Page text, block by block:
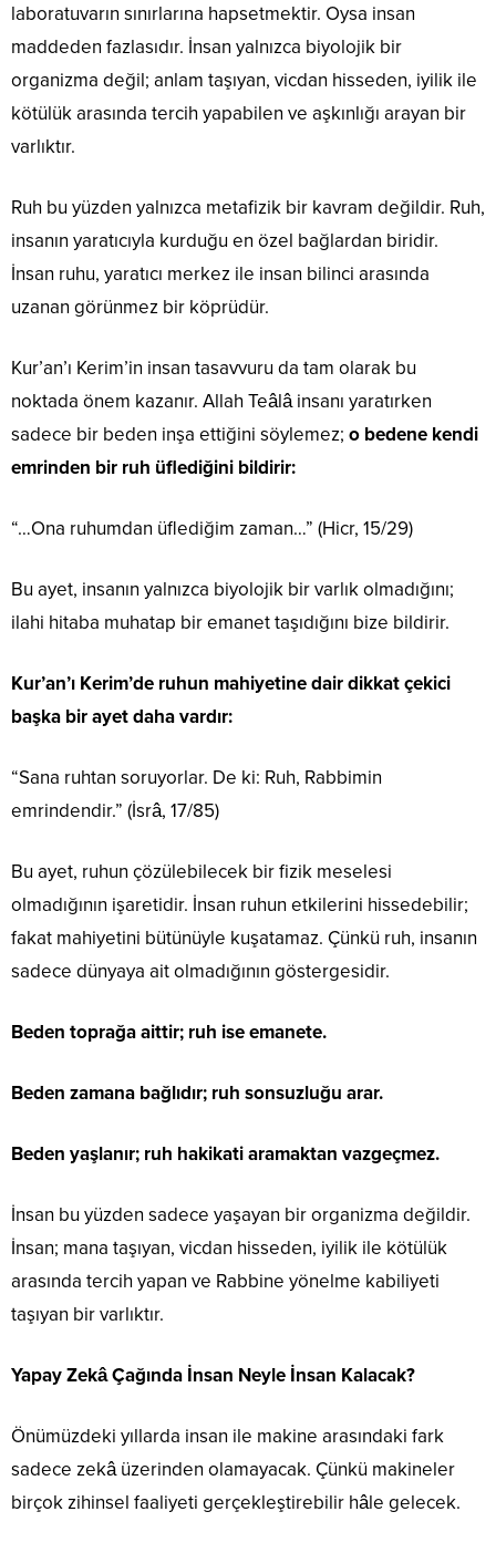
laboratuvarın sınırlarına hapsetmektir. Oysa insan
maddeden fazlasıdır. İnsan yalnızca biyolojik bir
organizma değil; anlam taşıyan, vicdan hisseden, iyilik ile
kötülük arasında tercih yapabilen ve aşkınlığı arayan bir
varlıktır.
Ruh bu yüzden yalnızca metafizik bir kavram değildir. Ruh,
insanın yaratıcıyla kurduğu en özel bağlardan biridir.
İnsan ruhu, yaratıcı merkez ile insan bilinci arasında
uzanan görünmez bir köprüdür.
Kur’an’ı Kerim’in insan tasavvuru da tam olarak bu
noktada önem kazanır. Allah Teâlâ insanı yaratırken
sadece bir beden inşa ettiğini söylemez; o bedene kendi
emrinden bir ruh üflediğini bildirir:
“…Ona ruhumdan üflediğim zaman…” (Hicr, 15/29)
Bu ayet, insanın yalnızca biyolojik bir varlık olmadığını;
ilahi hitaba muhatap bir emanet taşıdığını bize bildirir.
Kur’an’ı Kerim’de ruhun mahiyetine dair dikkat çekici
başka bir ayet daha vardır:
“Sana ruhtan soruyorlar. De ki: Ruh, Rabbimin
emrindendir.” (İsrâ, 17/85)
Bu ayet, ruhun çözülebilecek bir fizik meselesi
olmadığının işaretidir. İnsan ruhun etkilerini hissedebilir;
fakat mahiyetini bütünüyle kuşatamaz. Çünkü ruh, insanın
sadece dünyaya ait olmadığının göstergesidir.
Beden toprağa aittir; ruh ise emanete.
Beden zamana bağlıdır; ruh sonsuzluğu arar.
Beden yaşlanır; ruh hakikati aramaktan vazgeçmez.
İnsan bu yüzden sadece yaşayan bir organizma değildir.
İnsan; mana taşıyan, vicdan hisseden, iyilik ile kötülük
arasında tercih yapan ve Rabbine yönelme kabiliyeti
taşıyan bir varlıktır.
Yapay Zekâ Çağında İnsan Neyle İnsan Kalacak?
Önümüzdeki yıllarda insan ile makine arasındaki fark
sadece zekâ üzerinden olamayacak. Çünkü makineler
birçok zihinsel faaliyeti gerçekleştirebilir hâle gelecek.